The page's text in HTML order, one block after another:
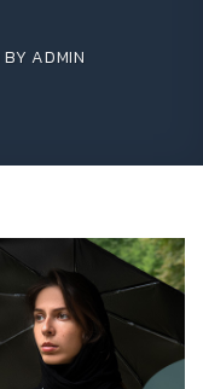
BYADMIN